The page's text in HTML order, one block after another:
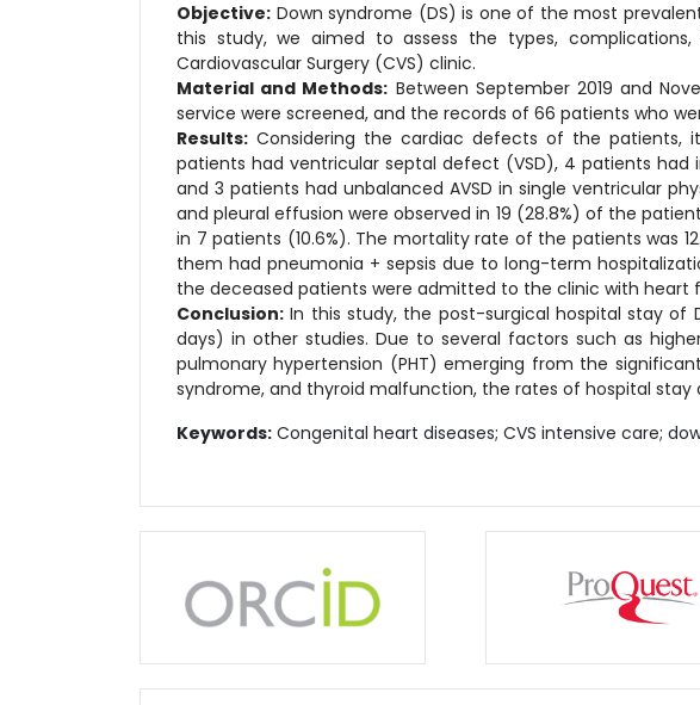
Objective: Down syndrome (DS) is one of the most
this study, we aimed to assess the types,
Cardiovascular Surgery (CVS) clinic.
Material and Methods: Between September 2019 and
service were screened, and the records of 66 patients who
Results: Considering the cardiac defects of the patients,
patients had ventricular septal defect (VSD), 4 patients had
and 3 patients had unbalanced AVSD in single ventricular
and pleural effusion were observed in 19 (28.8%) of the
in 7 patients (10.6%). The mortality rate of the patients was
them had pneumonia + sepsis due to long-term
the deceased patients were admitted to the clinic with heart
Conclusion: In this study, the post-surgical hospital stay of
days) in other studies. Due to several factors such as
pulmonary hypertension (PHT) emerging from the
syndrome, and thyroid malfunction, the rates of hospital stay
Keywords: Congenital heart diseases; CVS intensive care;